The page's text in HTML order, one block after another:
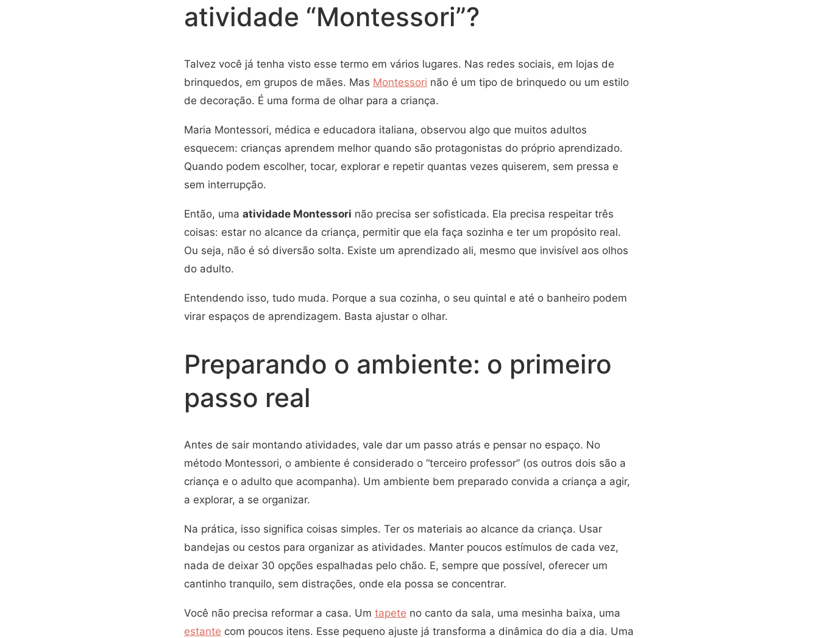
atividade “Montessori”?
Talvez você já tenha visto esse termo em vários lugares. Nas redes sociais, em lojas de
brinquedos, em grupos de mães. Mas Montessori não é um tipo de brinquedo ou um estilo
de decoração. É uma forma de olhar para a criança.
Maria Montessori, médica e educadora italiana, observou algo que muitos adultos
esquecem: crianças aprendem melhor quando são protagonistas do próprio aprendizado.
Quando podem escolher, tocar, explorar e repetir quantas vezes quiserem, sem pressa e
sem interrupção.
Então, uma atividade Montessori não precisa ser sofisticada. Ela precisa respeitar três
coisas: estar no alcance da criança, permitir que ela faça sozinha e ter um propósito real.
Ou seja, não é só diversão solta. Existe um aprendizado ali, mesmo que invisível aos olhos
do adulto.
Entendendo isso, tudo muda. Porque a sua cozinha, o seu quintal e até o banheiro podem
virar espaços de aprendizagem. Basta ajustar o olhar.
Preparando o ambiente: o primeiro
passo real
Antes de sair montando atividades, vale dar um passo atrás e pensar no espaço. No
método Montessori, o ambiente é considerado o “terceiro professor” (os outros dois são a
criança e o adulto que acompanha). Um ambiente bem preparado convida a criança a agir,
a explorar, a se organizar.
Na prática, isso significa coisas simples. Ter os materiais ao alcance da criança. Usar
bandejas ou cestos para organizar as atividades. Manter poucos estímulos de cada vez,
nada de deixar 30 opções espalhadas pelo chão. E, sempre que possível, oferecer um
cantinho tranquilo, sem distrações, onde ela possa se concentrar.
Você não precisa reformar a casa. Um tapete no canto da sala, uma mesinha baixa, uma
estante com poucos itens. Esse pequeno ajuste já transforma a dinâmica do dia a dia. Uma